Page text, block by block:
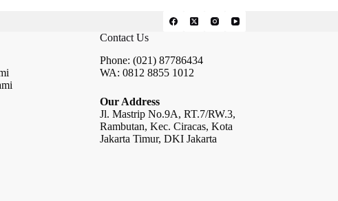
Contact Us
Phone: (021) 87786434
WA: 0812 8855 1012
Our Address
Jl. Mastrip No.9A, RT.7/RW.3,
Rambutan, Kec. Ciracas, Kota
Jakarta Timur, DKI Jakarta